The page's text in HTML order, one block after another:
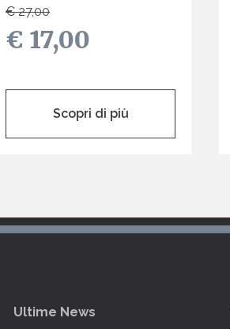
€ 27,00
€ 17,00
Scopri di più
Ultime News